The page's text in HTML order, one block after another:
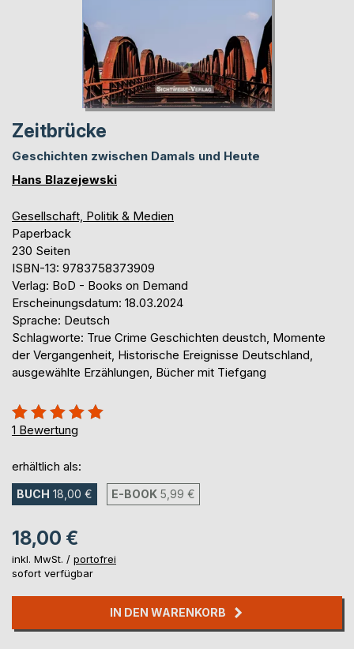
Zeitbrücke
Geschichten zwischen Damals und Heute
Hans Blazejewski
Gesellschaft, Politik & Medien
Paperback
230 Seiten
ISBN-13: 9783758373909
Verlag: BoD - Books on Demand
Erscheinungsdatum: 18.03.2024
Sprache: Deutsch
Schlagworte: True Crime Geschichten deustch, Momente
der Vergangenheit, Historische Ereignisse Deutschland,
ausgewählte Erzählungen, Bücher mit Tiefgang
Bewertung::
100%
1 Bewertung
erhältlich als:
BUCH 18,00 € E-BOOK 5,99 €
18,00 €
inkl. MwSt. / portofrei
sofort verfügbar
IN DEN WARENKORB